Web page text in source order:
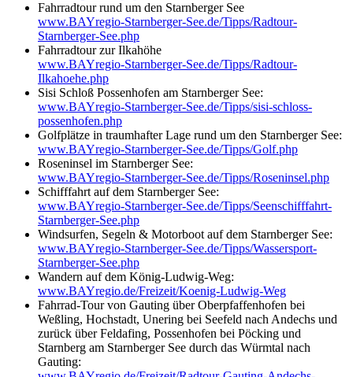
Fahrradtour rund um den Starnberger See
www.BAYregio-Starnberger-See.de/Tipps/Radtour-
Starnberger-See.php
Fahrradtour zur Ilkahöhe
www.BAYregio-Starnberger-See.de/Tipps/Radtour-
Ilkahoehe.php
Sisi Schloß Possenhofen am Starnberger See:
www.BAYregio-Starnberger-See.de/Tipps/sisi-schloss-
possenhofen.php
Golfplätze in traumhafter Lage rund um den Starnberger See:
www.BAYregio-Starnberger-See.de/Tipps/Golf.php
Roseninsel im Starnberger See:
www.BAYregio-Starnberger-See.de/Tipps/Roseninsel.php
Schifffahrt auf dem Starnberger See:
www.BAYregio-Starnberger-See.de/Tipps/Seenschifffahrt-
Starnberger-See.php
Windsurfen, Segeln & Motorboot auf dem Starnberger See:
www.BAYregio-Starnberger-See.de/Tipps/Wassersport-
Starnberger-See.php
Wandern auf dem König-Ludwig-Weg:
www.BAYregio.de/Freizeit/Koenig-Ludwig-Weg
Fahrrad-Tour von Gauting über Oberpfaffenhofen bei
Weßling, Hochstadt, Unering bei Seefeld nach Andechs und
zurück über Feldafing, Possenhofen bei Pöcking und
Starnberg am Starnberger See durch das Würmtal nach
Gauting: